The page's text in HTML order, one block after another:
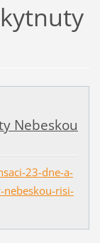
Nebeskou
23-dne-a-
nebeskou-risi-